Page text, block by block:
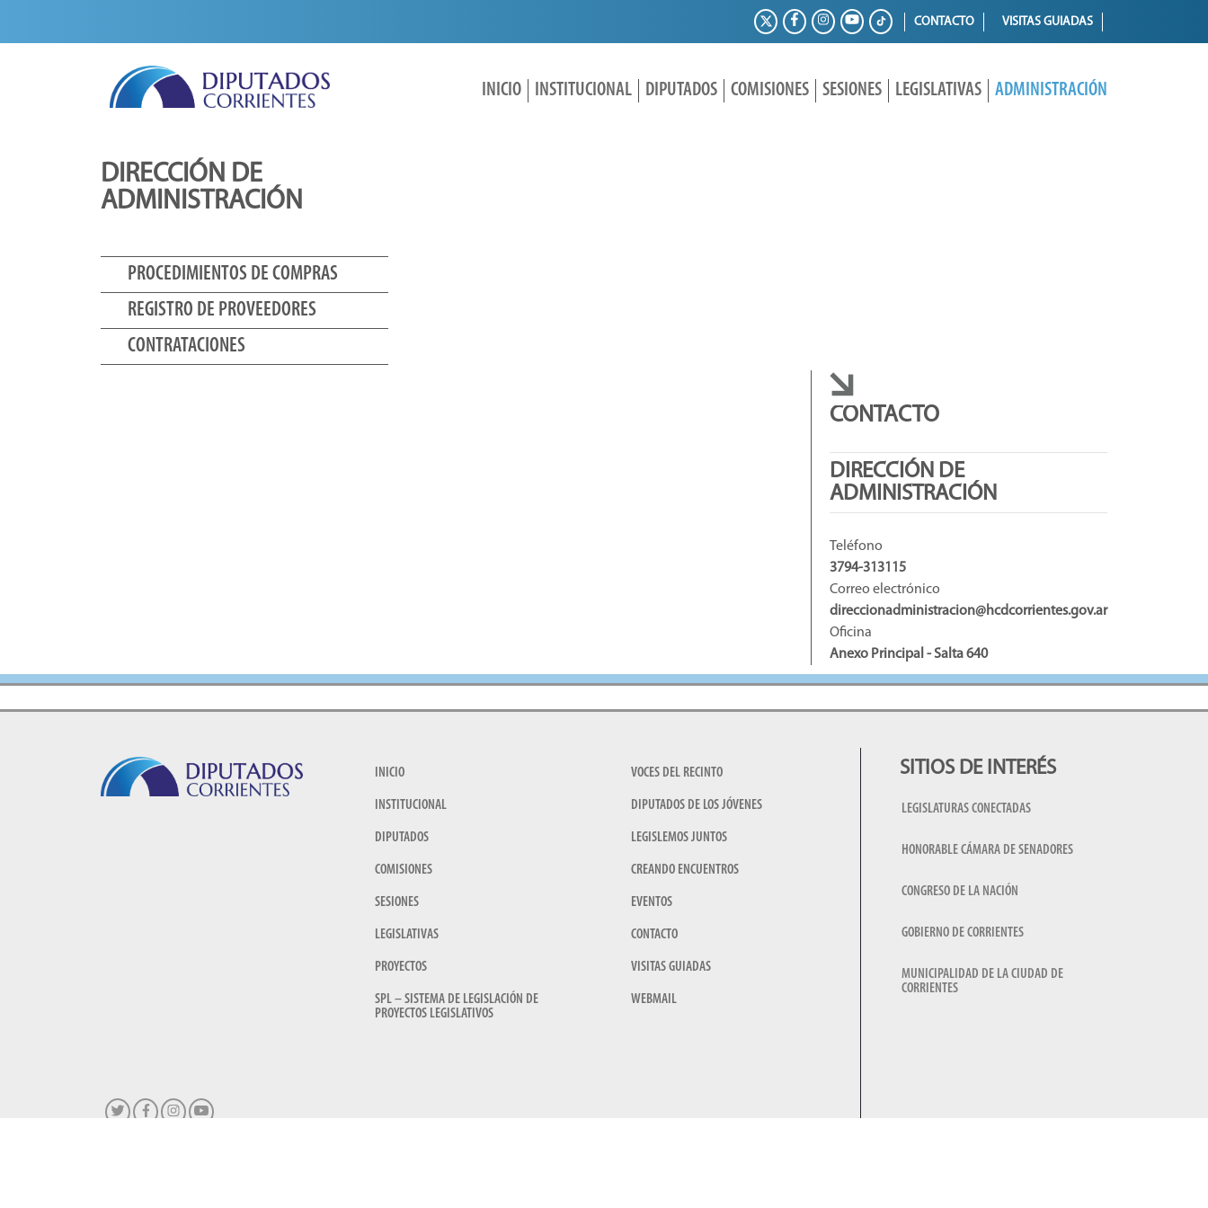
CONTACTO VISITAS GUIADAS
INICIO INSTITUCIONAL DIPUTADOS COMISIONES SESIONES LEGISLATIVAS ADMINISTRACIÓN
DIRECCIÓN DE
ADMINISTRACIÓN
PROCEDIMIENTOS DE COMPRAS
REGISTRO DE PROVEEDORES
CONTRATACIONES
CONTACTO
DIRECCIÓN DE
ADMINISTRACIÓN
Teléfono
3794-313115
Correo electrónico
direccionadministracion@hcdcorrientes.gov.ar
Oficina
Anexo Principal - Salta 640
INICIO
INSTITUCIONAL
DIPUTADOS
COMISIONES
SESIONES
LEGISLATIVAS
PROYECTOS
SPL – SISTEMA DE LEGISLACIÓN DE
PROYECTOS LEGISLATIVOS
VOCES DEL RECINTO
DIPUTADOS DE LOS JÓVENES
LEGISLEMOS JUNTOS
CREANDO ENCUENTROS
EVENTOS
CONTACTO
VISITAS GUIADAS
WEBMAIL
SITIOS DE INTERÉS
LEGISLATURAS CONECTADAS
HONORABLE CÁMARA DE SENADORES
CONGRESO DE LA NACIÓN
GOBIERNO DE CORRIENTES
MUNICIPALIDAD DE LA CIUDAD DE
CORRIENTES